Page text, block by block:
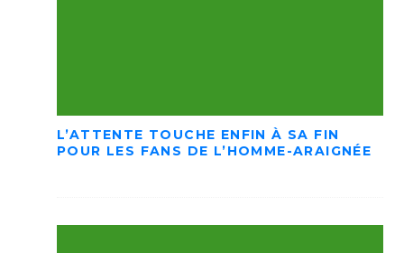
L’ATTENTE TOUCHE ENFIN À SA FIN
POUR LES FANS DE L’HOMME-ARAIGNÉE